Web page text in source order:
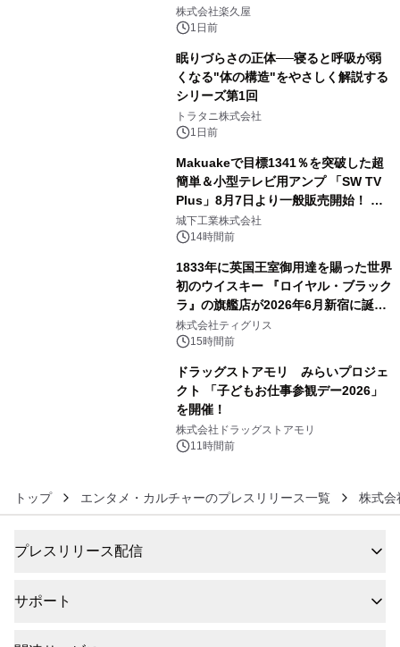
メニューを提供
株式会社楽久屋
1日前
眠りづらさの正体──寝ると呼吸が弱
くなる"体の構造"をやさしく解説する
シリーズ第1回
トラタニ株式会社
1日前
Makuakeで目標1341％を突破した超
簡単＆小型テレビ用アンプ 「SW TV
Plus」8月7日より一般販売開始！ ケ
ーブル1本つなぐだけ、テレビの音が
ぐっと豊かに
城下工業株式会社
14時間前
1833年に英国王室御用達を賜った世界
初のウイスキー 『ロイヤル・ブラック
ラ』の旗艦店が2026年6月新宿に誕
生 バカルディ ジャパンと連携した
没入型バー「BAR Arca」
株式会社ティグリス
15時間前
ドラッグストアモリ みらいプロジェ
クト 「子どもお仕事参観デー2026」
を開催！
株式会社ドラッグストアモリ
11時間前
トップ エンタメ・カルチャーのプレスリリース一覧 株式会
プレスリリース配信
サポート